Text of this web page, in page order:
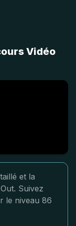
Vidéo
et la
Suivez
le niveau 86